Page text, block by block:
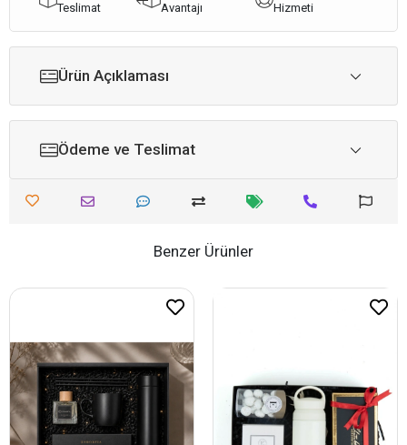
Teslimat
Avantajı
Hizmeti
Ürün Açıklaması
Ödeme ve Teslimat
Benzer Ürünler